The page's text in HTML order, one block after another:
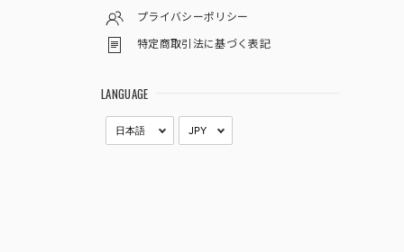
プライバシーポリシー
特定商取引法に基づく表記
LANGUAGE